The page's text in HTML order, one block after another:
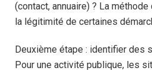
(contact, annuaire) ? La
la légitimité de certaines
Deuxième étape : identifier des
Pour une activité publique, les